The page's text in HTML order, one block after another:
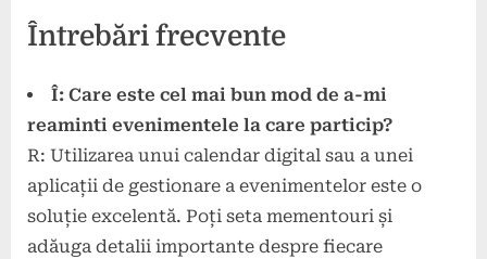
Întrebări frecvente
Î: Care este cel mai bun mod de a-mi
reaminti evenimentele la care particip?
R: Utilizarea unui calendar digital sau a unei
aplicații de gestionare a evenimentelor este o
soluție excelentă. Poți seta mementouri și
adăuga detalii importante despre fiecare